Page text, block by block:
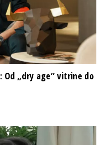
Od „dry age” vitrine do